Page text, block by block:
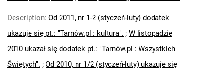
Tarnów.pl. 2022
Tarnów.pl.2024
Description: Od 2011, nr 1-2 (styczeń-luty) dodatek
ukazuje się pt.: "Tarnów.pl : kultura". ; W listopadzie
2010 ukazał się dodatek pt.: "Tarnów.pl : Wszystkich
Świętych". ; Od 2010, nr 1/2 (styczeń-luty) ukazuje się